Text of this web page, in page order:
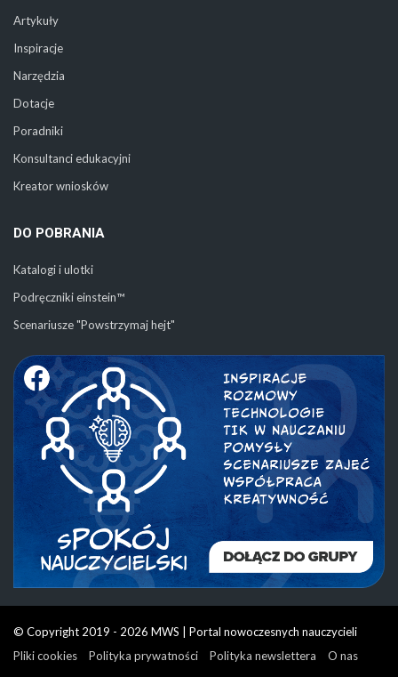
Artykuły
Inspiracje
Narzędzia
Dotacje
Poradniki
Konsultanci edukacyjni
Kreator wniosków
DO POBRANIA
Katalogi i ulotki
Podręczniki einstein™
Scenariusze "Powstrzymaj hejt"
© Copyright 2019 - 2026 MWS | Portal nowoczesnych nauczycieli
Pliki cookies
Polityka prywatności Polityka newslettera
O nas